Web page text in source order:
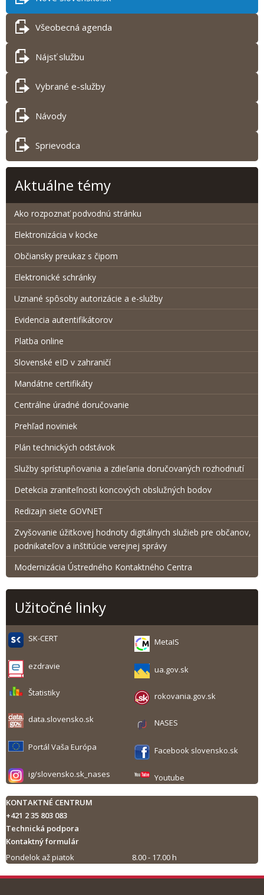
Všeobecná agenda
Nájsť službu
Vybrané e-služby
Návody
Sprievodca
Aktuálne témy
Ako rozpoznať podvodnú stránku
Elektronizácia v kocke
Občiansky preukaz s čipom
Elektronické schránky
Uznané spôsoby autorizácie a e-služby
Evidencia autentifikátorov
Platba online
Slovenské eID v zahraničí
Mandátne certifikáty
Centrálne úradné doručovanie
Prehľad noviniek
Plán technických odstávok
Služby sprístupňovania a zdieľania doručovaných rozhodnutí
Detekcia zraniteľnosti koncových obslužných bodov
Redizajn siete GOVNET
Zvyšovanie úžitkovej hodnoty digitálnych služieb pre občanov,
podnikateľov a inštitúcie verejnej správy
Modernizácia Ústredného Kontaktného Centra
Užitočné linky
SK-CERT MetaIS
ezdravie ua.gov.sk
Štatistiky rokovania.gov.sk
data.slovensko.sk NASES
Portál Vaša Európa Facebook slovensko.sk
ig/slovensko.sk_nases Youtube
KONTAKTNÉ CENTRUM
+421 2 35 803 083
Technická podpora
Kontaktný formulár
Pondelok až piatok
8.00 - 17.00 h
Tlač obsahu